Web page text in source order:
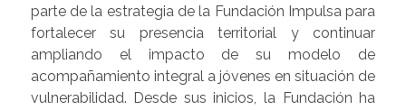
parte de la estrategia de la Fundación Impulsa para
fortalecer su presencia territorial y continuar
ampliando el impacto de su modelo de
acompañamiento integral a jóvenes en situación de
vulnerabilidad. Desde sus inicios, la Fundación ha